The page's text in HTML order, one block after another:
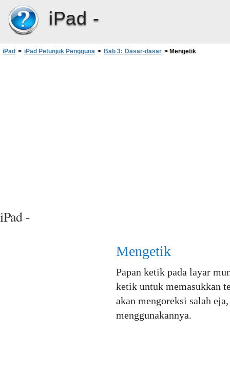
iPad -
iPad > iPad Petunjuk Pengguna > Bab 3: Dasar-dasar > Mengetik
iPad -
Mengetik
Papan ketik pada layar
ketik untuk memasukkan
akan mengoreksi salah
menggunakannya.